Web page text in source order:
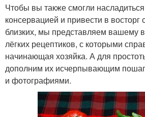
Чтобы вы также смогли
консервацией и привести в восторг
близких, мы представляем вашему
лёгких рецептиков, с которыми
начинающая хозяйка. А для
дополним их исчерпывающим
и фотографиями.